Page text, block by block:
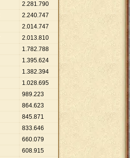
2.281.790
2.240.747
2.014.747
2.013.810
1.782.788
1.395.624
1.382.394
1.028.695
989.223
864.623
845.871
833.646
660.079
608.915